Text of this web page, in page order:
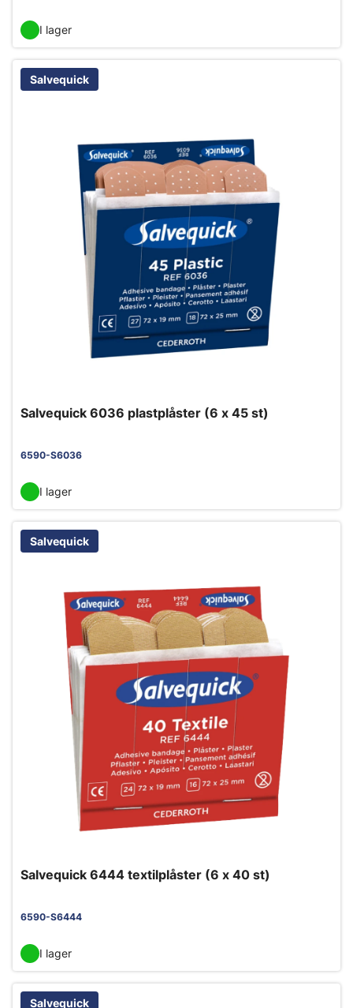
I lager
Salvequick
Salvequick 6036 plastplåster (6 x 45 st)
6590-S6036
I lager
Salvequick
Salvequick 6444 textilplåster (6 x 40 st)
6590-S6444
I lager
Salvequick